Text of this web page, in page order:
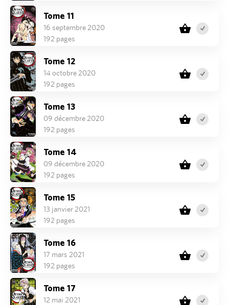
Tome 11
16 septembre 2020
192 pages
Tome 12
14 octobre 2020
192 pages
Tome 13
09 décembre 2020
192 pages
Tome 14
09 décembre 2020
192 pages
Tome 15
13 janvier 2021
192 pages
Tome 16
17 mars 2021
192 pages
Tome 17
12 mai 2021